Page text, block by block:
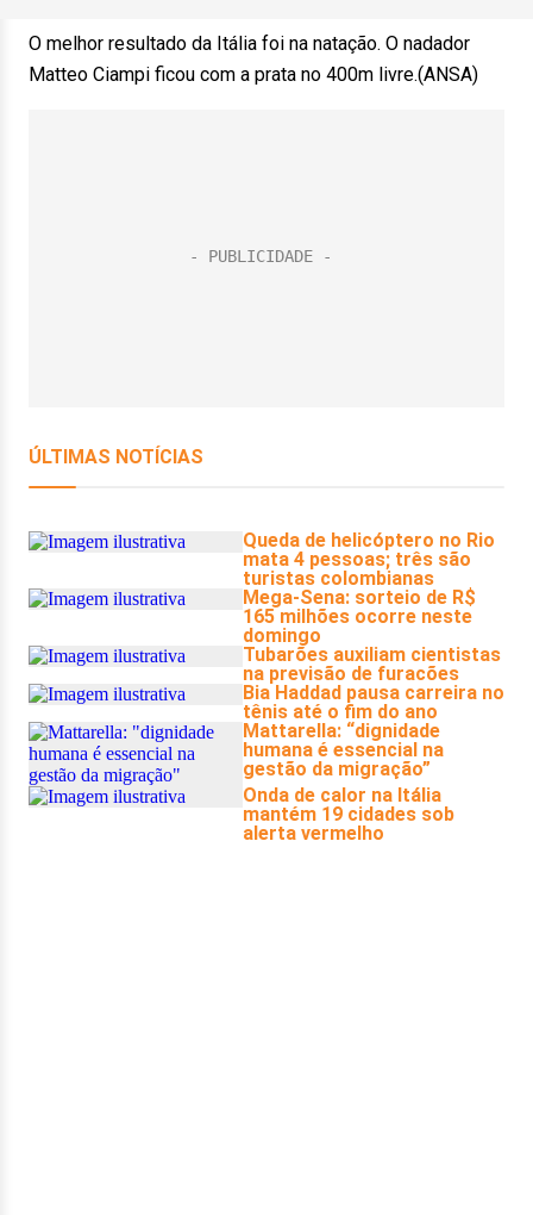
O melhor resultado da Itália foi na natação. O nadador
Matteo Ciampi ficou com a prata no 400m livre.(ANSA)